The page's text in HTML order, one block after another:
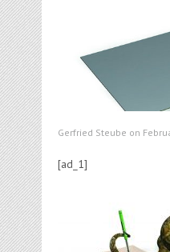
Gerfried Steube on
[ad_1]